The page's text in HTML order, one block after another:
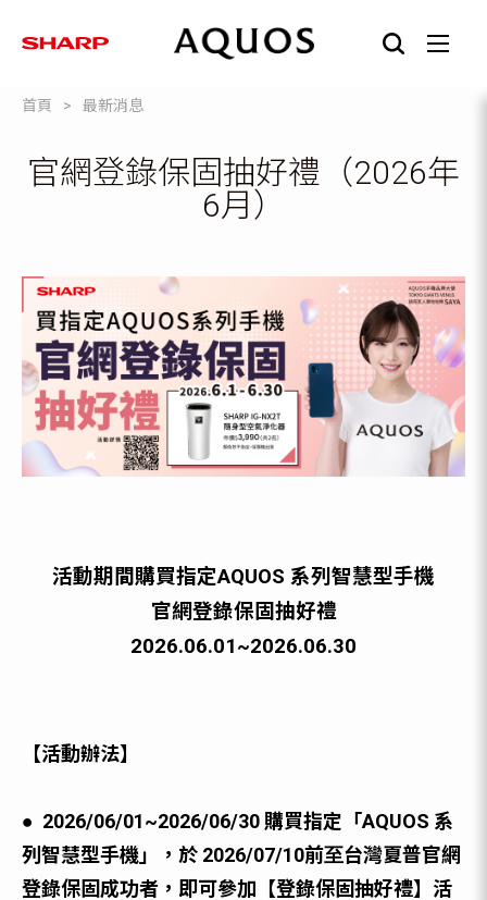
首頁 最新消息
官網登錄保固抽好禮（2026年
6月）
活動期間購買指定AQUOS 系列智慧型⼿機
官網登錄保固抽好禮
2026.06.01~2026.06.30
【活動辦法】
● 2026/06/01~2026/06/30 購買指定「AQUOS 系
列智慧型⼿機」，於 2026/07/10前⾄台灣夏普官網
登錄保固成功者，即可參加【登錄保固抽好禮】活